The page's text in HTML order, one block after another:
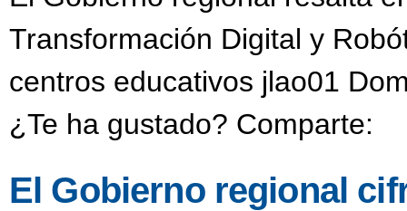
Transformación Digital y
centros educativos jlao01
¿Te ha gustado? Comparte:
El Gobierno regional